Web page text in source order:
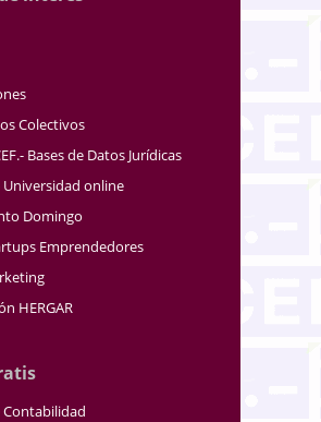
Colectivos
Bases de Datos Jurídicas
Universidad online
Domingo
Emprendedores
HERGAR